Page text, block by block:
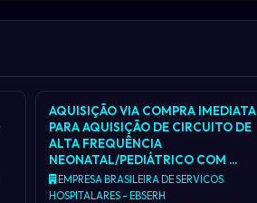
AQUISIÇÃO VIA COMPRA IMEDIATA
PARA AQUISIÇÃO DE CIRCUITO DE
ALTA FREQUÊNCIA
NEONATAL/PEDIÁTRICO COM …
EMPRESA BRASILEIRA DE SERVICOS
HOSPITALARES - EBSERH